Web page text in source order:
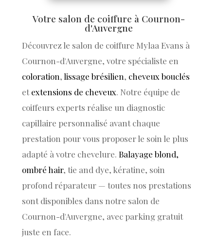
Votre salon de coiffure à Cournon-
d'Auvergne
Découvrez le salon de coiffure Mylaa Evans à
Cournon-d'Auvergne, votre spécialiste en
coloration,lissage brésilien, cheveux bouclés
etextensions de cheveux. Notre équipe de
coiffeurs experts réalise un diagnostic
capillaire personnalisé avant chaque
prestation pour vous proposer le soin le plus
adapté à votre chevelure. Balayage blond,
ombré hair, tie and dye, kératine, soin
profond réparateur — toutes nos prestations
sont disponibles dans notre salon de
Cournon-d'Auvergne, avec parking gratuit
juste en face.